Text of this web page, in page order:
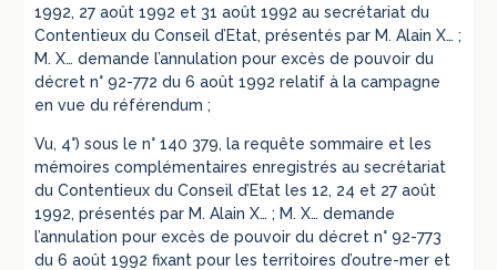
1992, 27 août 1992 et 31 août 1992 au secrétariat du
Contentieux du Conseil d’Etat, présentés par M. Alain X… ;
M. X… demande l’annulation pour excès de pouvoir du
décret n° 92-772 du 6 août 1992 relatif à la campagne
en vue du référendum ;
Vu, 4°) sous le n° 140 379, la requête sommaire et les
mémoires complémentaires enregistrés au secrétariat
du Contentieux du Conseil d’Etat les 12, 24 et 27 août
1992, présentés par M. Alain X… ; M. X… demande
l’annulation pour excès de pouvoir du décret n° 92-773
du 6 août 1992 fixant pour les territoires d’outre-mer et